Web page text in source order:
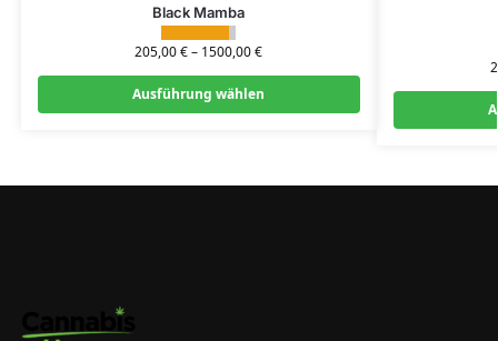
Black Mamba
205,00€– 1500,00€
Ausführung wählen